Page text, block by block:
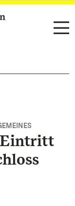
Eintritt